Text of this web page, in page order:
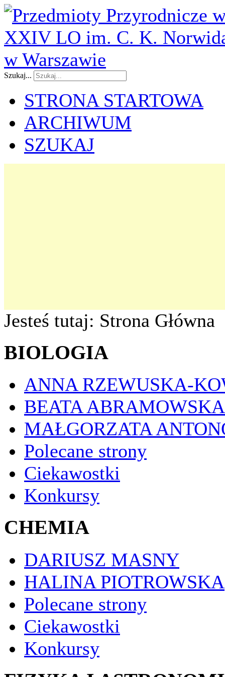
Szukaj...
STRONA STARTOWA
ARCHIWUM
SZUKAJ
Jesteś tutaj: Strona Główna
BIOLOGIA
ANNA RZEWUSKA-
BEATA ABRAMOWSKA
MAŁGORZATA
Polecane strony
Ciekawostki
Konkursy
CHEMIA
DARIUSZ MASNY
HALINA PIOTROWSKA
Polecane strony
Ciekawostki
Konkursy